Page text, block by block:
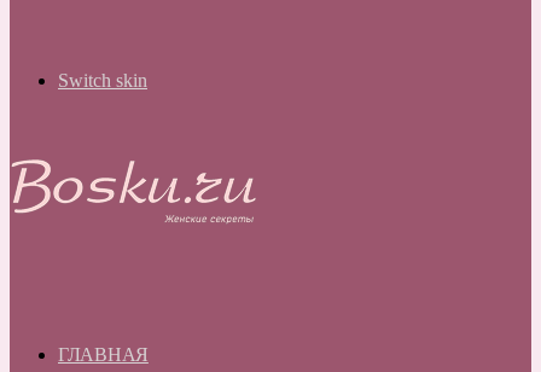
Switch skin
ГЛАВНАЯ